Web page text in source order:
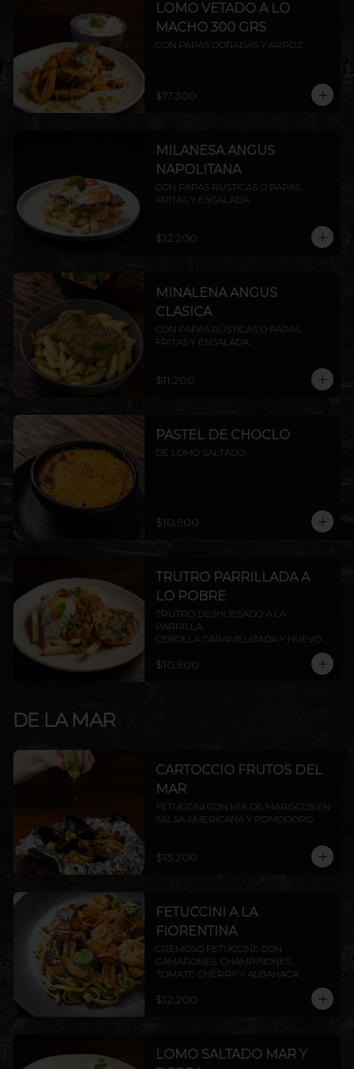
LOMO VETADO A LO
MACHO 300 GRS
CON PAPAS DORADAS Y ARROZ.
$17.300
MILANESA ANGUS
NAPOLITANA
CON PAPAS RÚSTICAS O PAPAS
FRITAS Y ENSALADA.
$12.200
MINALENA ANGUS
CLASICA
CON PAPAS RÚSTICAS O PAPAS
FRITAS Y ENSALADA.
$11.200
PASTEL DE CHOCLO
DE LOMO SALTADO.
$10.900
TRUTRO PARRILLADA A
LO POBRE
TRUTRO DESHUESADO A LA
PARRILLA,
CEBOLLA CARAMELIZADA Y HUEVO
$10.900
DE LA MAR
CARTOCCIO FRUTOS DEL
MAR
FETUCCINI CON MIX DE MARISCOS EN
SALSA AMERICANA Y POMODORO
$13.200
FETUCCINI A LA
FIORENTINA
CREMOSO FETUCCINE CON
CAMARONES, CHAMPIÑONES,
TOMATE CHERRY Y ALBAHACA.
$12.200
LOMO SALTADO MAR Y